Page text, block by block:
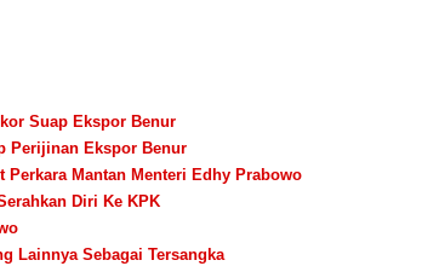
Suap Ekspor Benur
Perijinan Ekspor Benur
Mantan Menteri Edhy Prabowo
Diri Ke KPK
Lainnya Sebagai Tersangka